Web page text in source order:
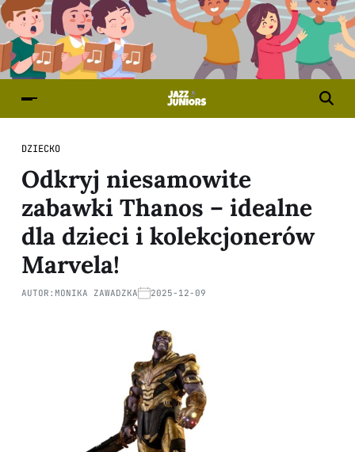
DZIECKO
Odkryj niesamowite
zabawki Thanos – idealne
dla dzieci i kolekcjonerów
Marvela!
AUTOR: MONIKA ZAWADZKA 2025-12-09